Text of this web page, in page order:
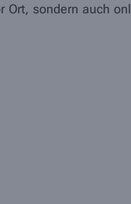
Ort, sondern auch